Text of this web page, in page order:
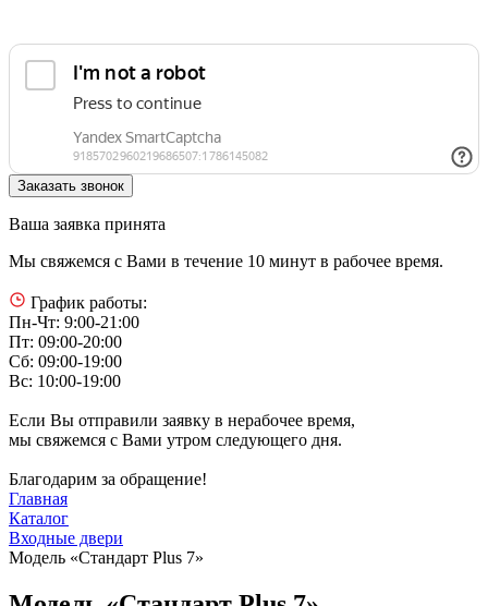
Ваша заявка принята
Мы свяжемся с Вами в течение 10 минут в рабочее время.
График работы:
Пн-Чт: 9:00-21:00
Пт: 09:00-20:00
Сб: 09:00-19:00
Вс: 10:00-19:00
Если Вы отправили заявку в нерабочее время,
мы свяжемся с Вами утром следующего дня.
Благодарим за обращение!
Главная
Каталог
Входные двери
Модель «Стандарт Plus 7»